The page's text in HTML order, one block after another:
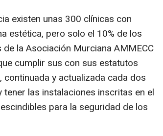
existen unas 300 clínicas con
estética, pero solo el 10% de los
la Asociación Murciana AMMECC
cumplir sus con sus estatutos
y actualizada cada dos
las instalaciones inscritas en el
para la seguridad de los